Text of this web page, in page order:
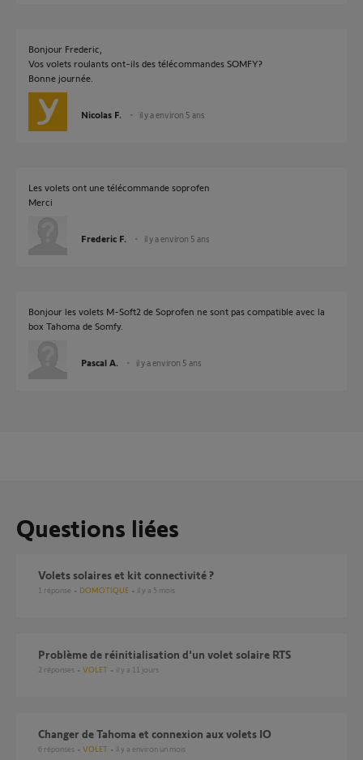
Bonjour Frederic,
Vos volets roulants ont-ils des télécommandes SOMFY?
Bonne journée.
Nicolas F. il y a environ 5 ans
Les volets ont une télécommande soprofen
Merci
Frederic F. il y a environ 5 ans
Bonjour les volets M-Soft2 de Soprofen ne sont pas compatible avec la
box Tahoma de Somfy.
Pascal A. il y a environ 5 ans
Questions liées
Volets solaires et kit connectivité ?
1 réponse DOMOTIQUE il y a 5 mois
Problème de réinitialisation d'un volet solaire RTS
2 réponses VOLET il y a 11 jours
Changer de Tahoma et connexion aux volets IO
6 réponses VOLET il y a environ un mois